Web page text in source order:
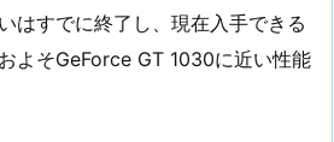
はすでに終了し、現在入手できる
よそGeForce GT 1030に近い性能